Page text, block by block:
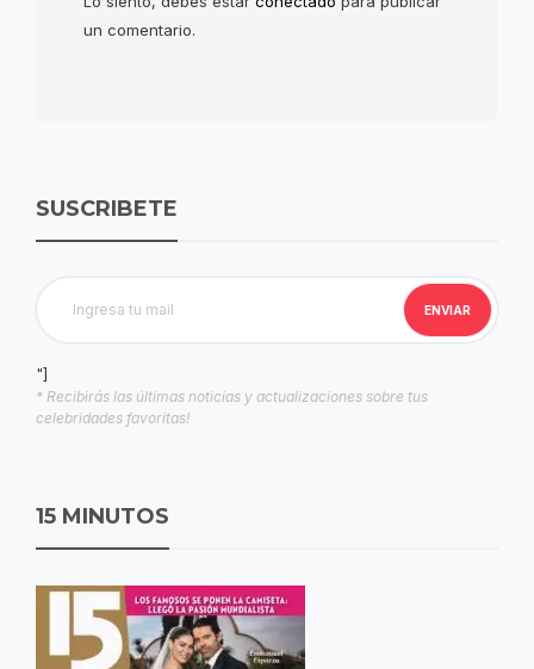
un comentario.
SUSCRIBETE
"]
* Recibirás las últimas noticias y actualizaciones sobre tus
celebridades favoritas!
15 MINUTOS